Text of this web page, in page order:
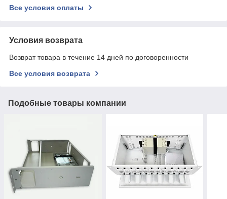
Все условия оплаты
Условия возврата
Возврат товара в течение 14 дней по договоренности
Все условия возврата
Подобные товары компании